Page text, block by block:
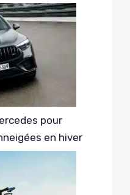
pour
en hiver